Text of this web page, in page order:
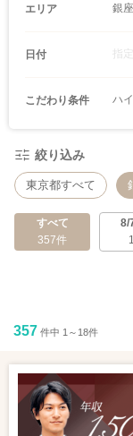
エリア 銀座
日付 指
こだわり条件 ハ
絞り込み
東京都すべて
すべて
357件
8/
357 件中 1～18件